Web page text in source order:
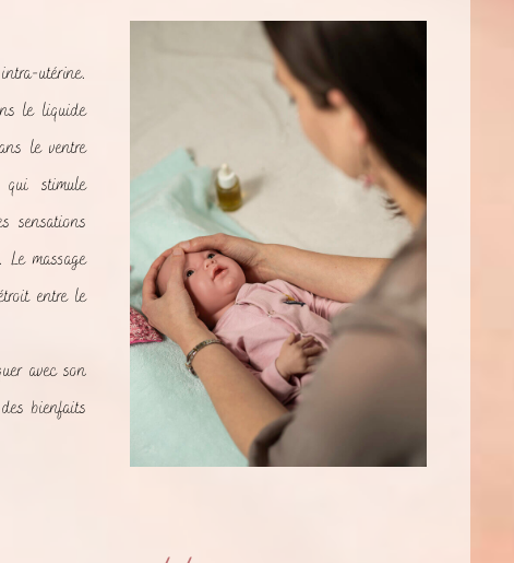
15/08/2025
Un grand merci à
patience, sa douceur
M J
29/07/2025
Merci beaucoup à
gentillesse, sa
utérine.
le liquide
le ventre
stimule
sensations
massage
entre le
avec son
bienfaits